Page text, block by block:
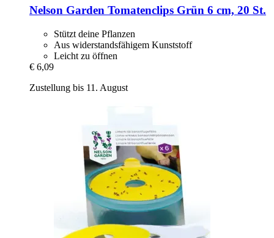
Nelson Garden Tomatenclips Grün 6 cm, 20 St.
Stützt deine Pflanzen
Aus widerstandsfähigem Kunststoff
Leicht zu öffnen
€ 6,09
Zustellung bis 11. August